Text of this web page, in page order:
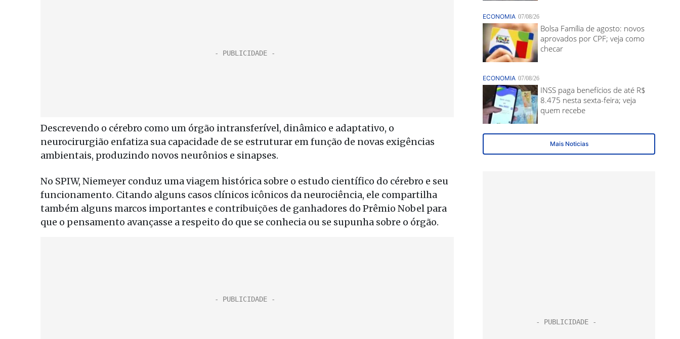
Descrevendo o cérebro como um órgão intransferível, dinâmico e adaptativo, o
neurocirurgião enfatiza sua capacidade de se estruturar em função de novas exigências
ambientais, produzindo novos neurônios e sinapses.
No SPIW, Niemeyer conduz uma viagem histórica sobre o estudo científico do cérebro e seu
funcionamento. Citando alguns casos clínicos icônicos da neurociência, ele compartilha
também alguns marcos importantes e contribuições de ganhadores do Prêmio Nobel para
que o pensamento avançasse a respeito do que se conhecia ou se supunha sobre o órgão.